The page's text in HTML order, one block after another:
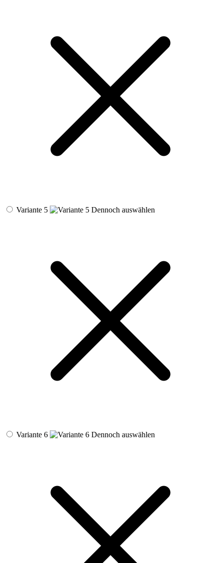
Variante 5 Dennoch auswählen
Variante 6 Dennoch auswählen